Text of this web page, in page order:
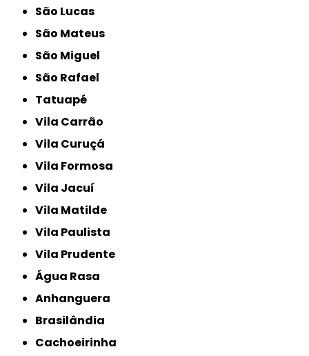
São Lucas
São Mateus
São Miguel
São Rafael
Tatuapé
Vila Carrão
Vila Curuçá
Vila Formosa
Vila Jacuí
Vila Matilde
Vila Paulista
Vila Prudente
Água Rasa
Anhanguera
Brasilândia
Cachoeirinha